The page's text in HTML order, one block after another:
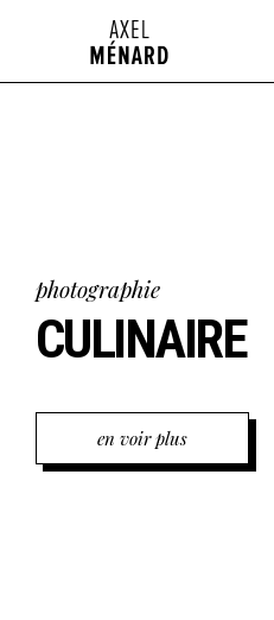
photographie
CULINAIRE
en voir plus